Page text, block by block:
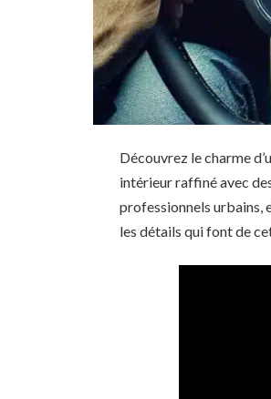
Découvrez le charme
intérieur raffiné avec
professionnels urbains,
les détails qui font de